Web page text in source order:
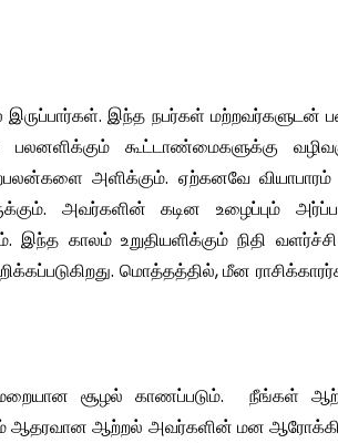
இந்த நபர்கள் மற்றவர்களுடன்
கூட்டாண்மைகளுக்கு
அளிக்கும். ஏற்கனவே வியாபாரம்
அவர்களின் கடின உழைப்பும்
காலம் உறுதியளிக்கும் நிதி
மொத்தத்தில், மீன
சூழல் காணப்படும். நீங்கள்
ஆதரவான ஆற்றல் அவர்களின் மன